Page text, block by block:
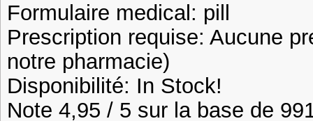
Formulaire medical: pill
Prescription requise: Aucune
notre pharmacie)
Disponibilité: In Stock!
Note 4,95 / 5 sur la base de